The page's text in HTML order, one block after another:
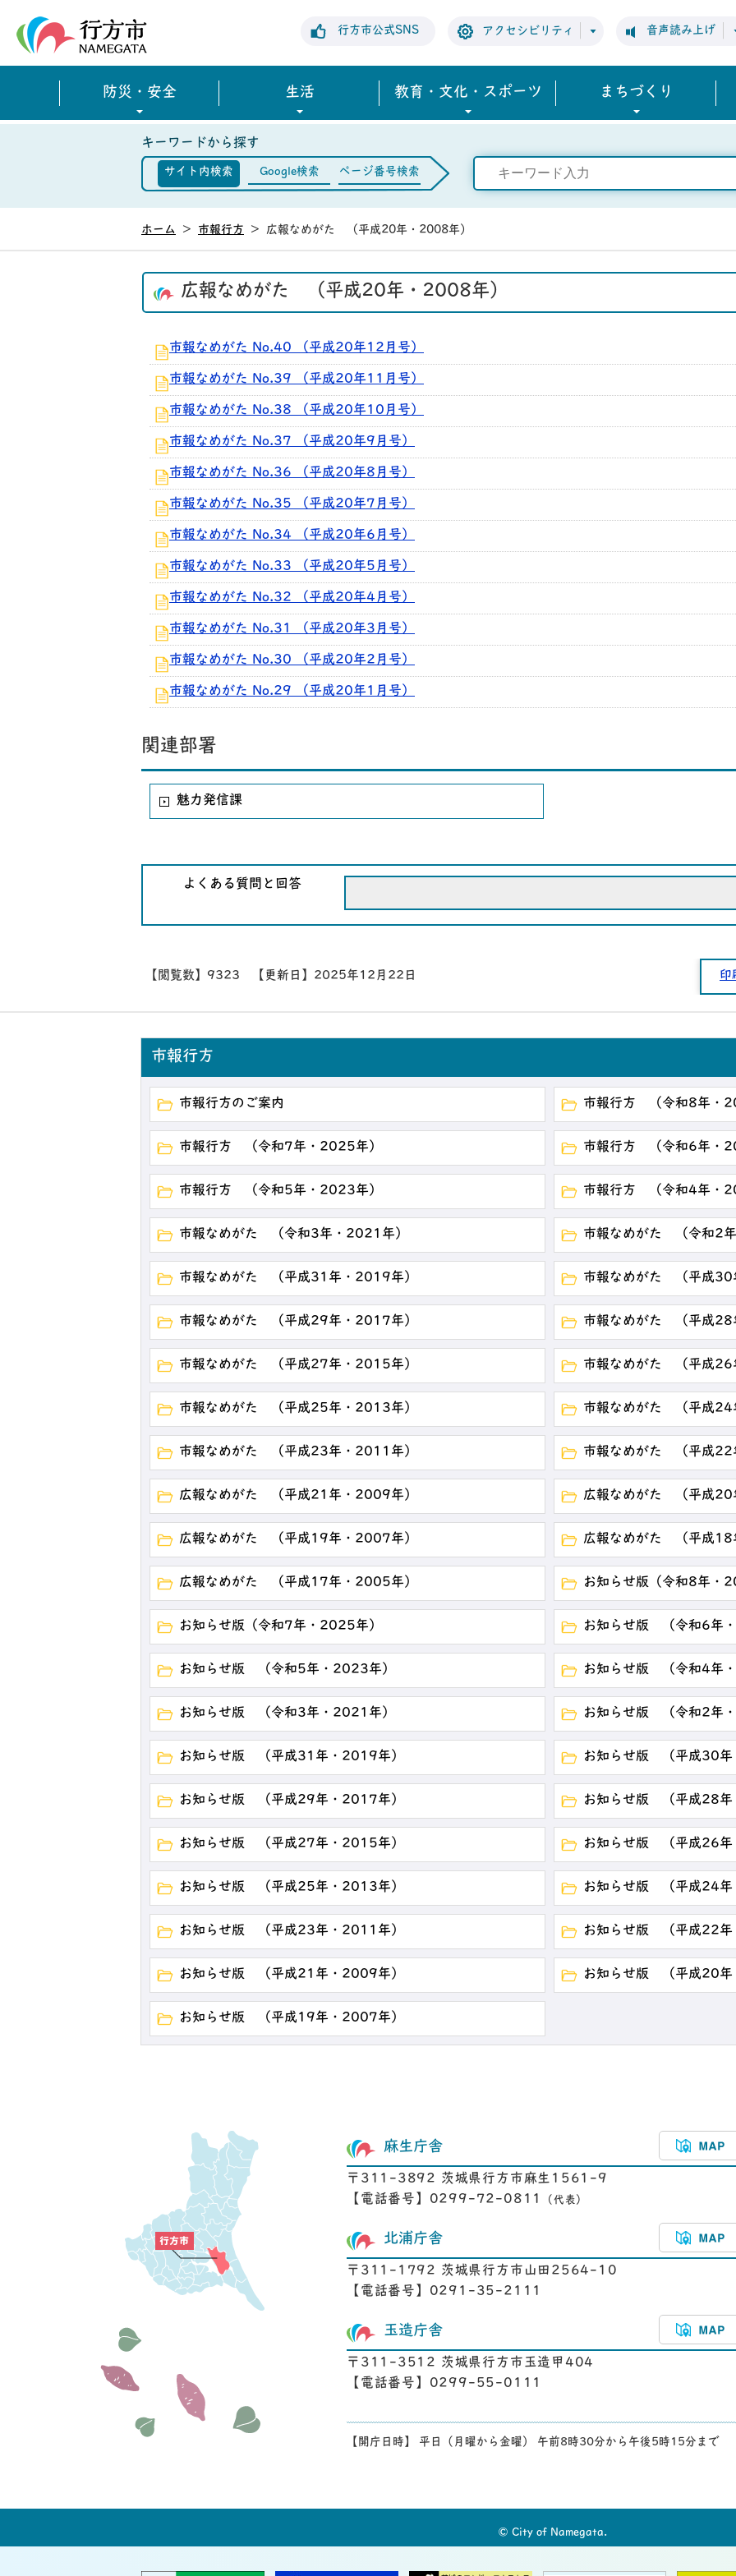
行方市公式SNS アクセシビリティ 音声読み上げ
防災・安全 生活 教育・文化・スポーツ まちづくり
キーワードから探す
サイト内検索 Google検索 ページ番号検索
ホーム > 市報行方 > 広報なめがた （平成20年・2008年）
広報なめがた （平成20年・2008年）
市報なめがた No.40 （平成20年12月号）
市報なめがた No.39 （平成20年11月号）
市報なめがた No.38 （平成20年10月号）
市報なめがた No.37 （平成20年9月号）
市報なめがた No.36 （平成20年8月号）
市報なめがた No.35 （平成20年7月号）
市報なめがた No.34 （平成20年6月号）
市報なめがた No.33 （平成20年5月号）
市報なめがた No.32 （平成20年4月号）
市報なめがた No.31 （平成20年3月号）
市報なめがた No.30 （平成20年2月号）
市報なめがた No.29 （平成20年1月号）
関連部署
魅力発信課
よくある質問と回答
【閲覧数】 9323 【更新日】 2025年12月22日 印
市報行方
市報行方のご案内 市報行方 （令和8年・
市報行方 （令和7年・2025年） 市報行方 （令和6年・
市報行方 （令和5年・2023年） 市報行方 （令和4年・
市報なめがた （令和3年・2021年） 市報なめがた （令和2
市報なめがた （平成31年・2019年） 市報なめがた （平成
市報なめがた （平成29年・2017年） 市報なめがた （平成
市報なめがた （平成27年・2015年） 市報なめがた （平成
市報なめがた （平成25年・2013年） 市報なめがた （平成
市報なめがた （平成23年・2011年） 市報なめがた （平成
広報なめがた （平成21年・2009年） 広報なめがた （平成
広報なめがた （平成19年・2007年） 広報なめがた （平成
広報なめがた （平成17年・2005年） お知らせ版（令和8年・
お知らせ版（令和7年・2025年） お知らせ版 （令和6年
お知らせ版 （令和5年・2023年） お知らせ版 （令和4年
お知らせ版 （令和3年・2021年） お知らせ版 （令和2年
お知らせ版 （平成31年・2019年） お知らせ版 （平成30
お知らせ版 （平成29年・2017年） お知らせ版 （平成28
お知らせ版 （平成27年・2015年） お知らせ版 （平成26
お知らせ版 （平成25年・2013年） お知らせ版 （平成24
お知らせ版 （平成23年・2011年） お知らせ版 （平成22
お知らせ版 （平成21年・2009年） お知らせ版 （平成20
お知らせ版 （平成19年・2007年）
麻生庁舎
〒311-3892 茨城県行方市麻生1561-9
【電話番号】0299-72-0811
（代表）
北浦庁舎
〒311-1792 茨城県行方市山田2564-10
【電話番号】0291-35-2111
玉造庁舎
〒311-3512 茨城県行方市玉造甲404
【電話番号】0299-55-0111
【開庁日時】 平日（月曜から金曜） 午前8時30分から午後5時15分まで
© City of Namegata.